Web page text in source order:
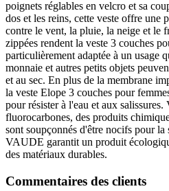
poignets réglables en velcro et sa
dos et les reins, cette veste offre une
contre le vent, la pluie, la neige et le
zippées rendent la veste 3 couches
particulièrement adaptée à un usage
monnaie et autres petits objets
et au sec. En plus de la membrane
la veste Elope 3 couches pour
pour résister à l'eau et aux
fluorocarbones, des produits
sont soupçonnés d'être nocifs pour
VAUDE garantit un produit
des matériaux durables.
Commentaires des clients